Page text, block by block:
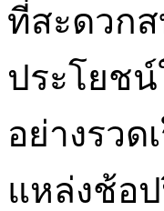
ที่สะดวก
ประโยชน์
อย่างรวด
แหล่งช้อ